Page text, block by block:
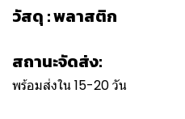
วัสดุ : พลาสติก
สถานะจัดส่ง:
พร้อมส่งใน 15-20 วัน